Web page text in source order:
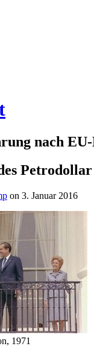
nach
Petrodollar
on 3. Januar 2016
1971